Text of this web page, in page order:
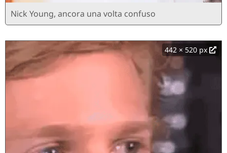
Nick Young, ancora una volta confuso
442 × 520 px